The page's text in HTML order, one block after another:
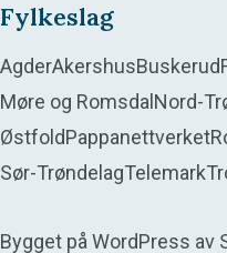
Fylkeslag
AgderAkershusBuskerud
Møre og Romsdal Nord-
ØstfoldPappanettverket
Sør-TrøndelagTelemark
Bygget på WordPress av